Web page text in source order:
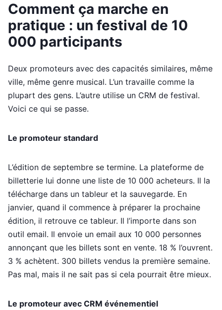
Comment ça marche en
pratique : un festival de 10
000 participants
Deux promoteurs avec des capacités similaires, même
ville, même genre musical. L’un travaille comme la
plupart des gens. L’autre utilise un CRM de festival.
Voici ce qui se passe.
Le promoteur standard
L’édition de septembre se termine. La plateforme de
billetterie lui donne une liste de 10 000 acheteurs. Il la
télécharge dans un tableur et la sauvegarde. En
janvier, quand il commence à préparer la prochaine
édition, il retrouve ce tableur. Il l’importe dans son
outil email. Il envoie un email aux 10 000 personnes
annonçant que les billets sont en vente. 18 % l’ouvrent.
3 % achètent. 300 billets vendus la première semaine.
Pas mal, mais il ne sait pas si cela pourrait être mieux.
Le promoteur avec CRM événementiel